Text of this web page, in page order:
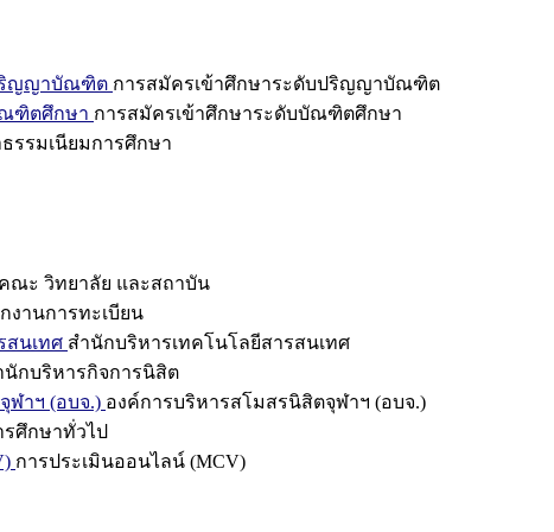
ริญญาบัณฑิต การสมัครเข้าศึกษาระดับปริญญาบัณฑิต
ณฑิตศึกษา การสมัครเข้าศึกษาระดับบัณฑิตศึกษา
รรมเนียมการศึกษา
คณะ วิทยาลัย และสถาบัน
งานการทะเบียน
สนเทศ สำนักบริหารเทคโนโลยีสารสนเทศ
นักบริหารกิจการนิสิต
ฬาฯ (อบจ.) องค์การบริหารสโมสรนิสิตจุฬาฯ (อบจ.)
ศึกษาทั่วไป
การประเมินออนไลน์ (MCV)